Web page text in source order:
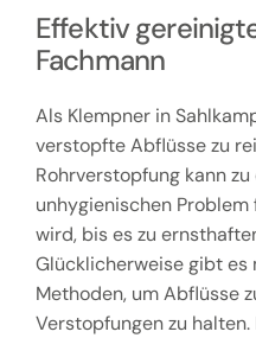
Effektiv
Fachmann
Als Klempner in
verstopfte Abflüsse zu
Rohrverstopfung kann
unhygienischen
wird, bis es zu
Glücklicherweise gibt es
Methoden, um Abflüsse
Verstopfungen zu